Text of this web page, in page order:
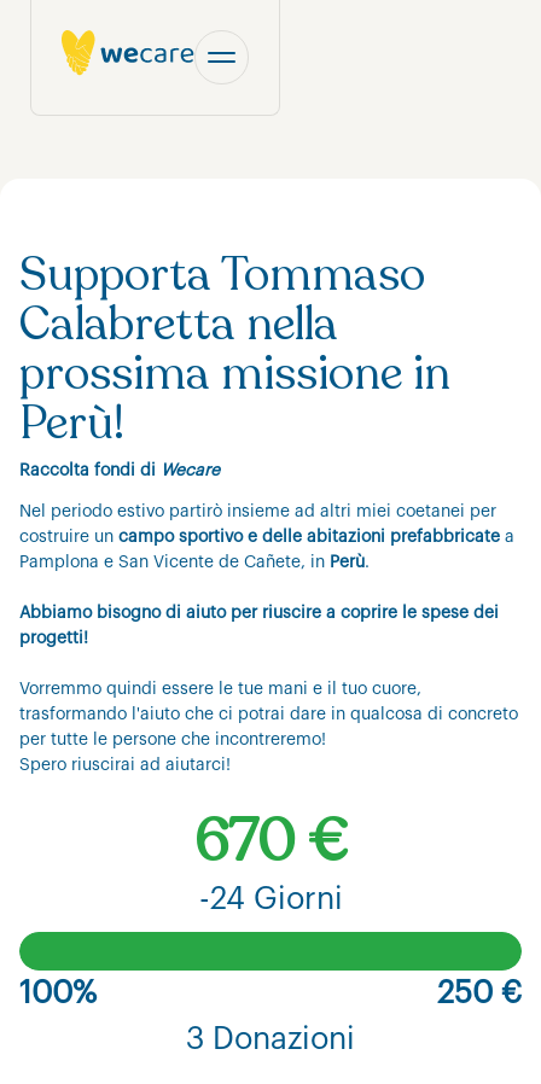
Supporta Tommaso
Calabretta nella
prossima missione in
Perù!
Raccolta fondi di Wecare
Nel periodo estivo partirò insieme ad altri miei coetanei per
costruire un campo sportivo e delle abitazioni prefabbricate a
Pamplona e San Vicente de Cañete, in Perù.
Abbiamo bisogno di aiuto per riuscire a coprire le spese dei
progetti!
Vorremmo quindi essere le tue mani e il tuo cuore,
trasformando l'aiuto che ci potrai dare in qualcosa di concreto
per tutte le persone che incontreremo!
Spero riuscirai ad aiutarci!
670 €
-24 Giorni
100%
250 €
3 Donazioni